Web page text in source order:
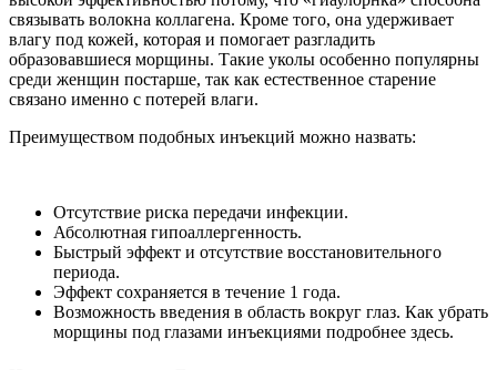
связывать волокна коллагена. Кроме того, она удерживает
влагу под кожей, которая и помогает разгладить
образовавшиеся морщины. Такие уколы особенно популярны
среди женщин постарше, так как естественное старение
связано именно с потерей влаги.
Преимуществом подобных инъекций можно назвать:
Отсутствие риска передачи инфекции.
Абсолютная гипоаллергенность.
Быстрый эффект и отсутствие восстановительного
периода.
Эффект сохраняется в течение 1 года.
Возможность введения в область вокруг глаз. Как убрать
морщины под глазами инъекциями подробнее здесь.